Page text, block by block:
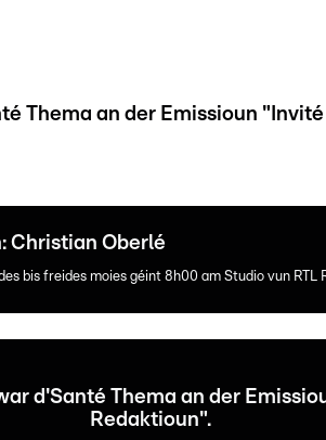
Thema an der Emissioun
Christian Oberlé
bis freides moies géint 8h00 am Studio vun RTL
d'Santé Thema an der
Redaktioun".